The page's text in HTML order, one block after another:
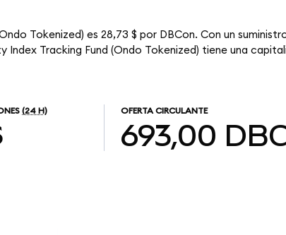
Tokenized) es 28,73 $ por DBCon. Con un
Tracking Fund (Ondo Tokenized) tiene una
(24 H) OFERTA CIRCULANTE
693,00